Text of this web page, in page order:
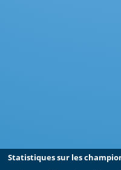
Statistiques sur les